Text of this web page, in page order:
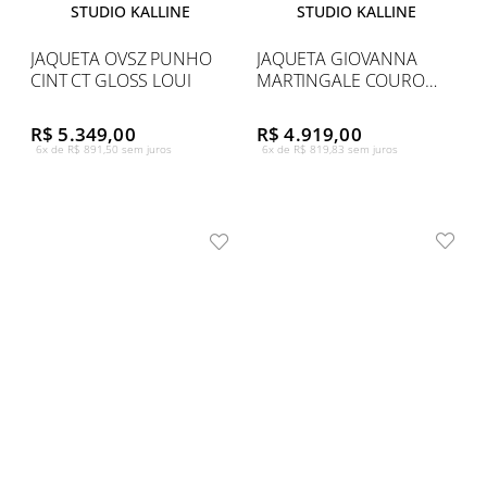
STUDIO KALLINE
JAQUETA OVSZ PUNHO
CINT CT GLOSS LOUI
R$ 5.349,00
6x de R$ 891,50 sem juros
STUDIO KALLINE
JAQUETA GIOVANNA
MARTINGALE COURO
R$ 4.919,00
6x de R$ 819,83 sem juros